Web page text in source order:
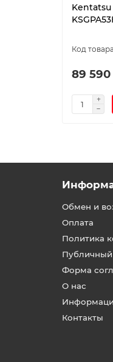
89 590
Обмен и
Оплата
Политика
Публичный
Форма
О нас
Контакты